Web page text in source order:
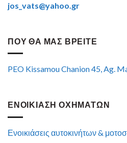
jos_vats@yahoo.gr
ΠΟΥ ΘΑ ΜΑΣ ΒΡΕΙΤΕ
PEO Kissamou Chanion 45, Ag.
ΕΝΟΙΚΙΑΣΗ ΟΧΗΜΑΤΩΝ
Ενοικιάσεις αυτοκινήτων &